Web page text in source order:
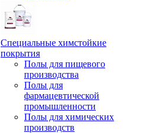
Специальные химстойкие
покрытия
Полы для пищевого
производства
Полы для
фармацевтической
промышленности
Полы для химических
производств